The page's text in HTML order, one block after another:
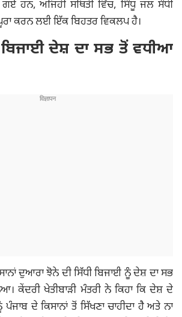
ਹਨ, ਅਜਿਹੀ ਸਥਿਤੀ ਵਿੱਚ, ਸਿੰਧੂ ਜਲ ਸੰਧੀ
ਕਰਨ ਲਈ ਇੱਕ ਬਿਹਤਰ ਵਿਕਲਪ ਹੈ।
ਬਿਜਾਈ ਦੇਸ਼ ਦਾ ਸਭ ਤੋਂ ਵਧੀਆ
ਦੁਆਰਾ ਝੋਨੇ ਦੀ ਸਿੱਧੀ ਬਿਜਾਈ ਨੂੰ ਦੇਸ਼ ਦਾ ਸਭ
ਕੇਂਦਰੀ ਖੇਤੀਬਾੜੀ ਮੰਤਰੀ ਨੇ ਕਿਹਾ ਕਿ ਦੇਸ਼ ਦੇ
ਦੇ ਕਿਸਾਨਾਂ ਤੋਂ ਸਿੱਖਣਾ ਚਾਹੀਦਾ ਹੈ ਅਤੇ ਨਾ